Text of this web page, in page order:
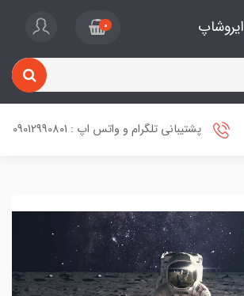
ایروشاپ 0
پشتیبانی تلگرام و واتس اپ : 09012990801